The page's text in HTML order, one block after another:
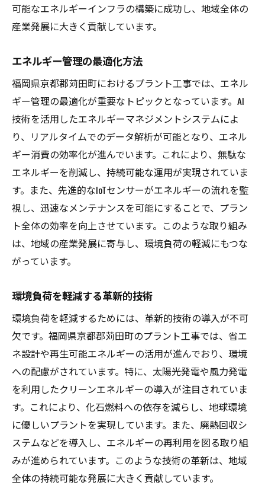
可能なエネルギーインフラの構築に成功し、地域全体の
産業発展に大きく貢献しています。
エネルギー管理の最適化方法
福岡県京都郡苅田町におけるプラント工事では、エネル
ギー管理の最適化が重要なトピックとなっています。AI
技術を活用したエネルギーマネジメントシステムによ
り、リアルタイムでのデータ解析が可能となり、エネル
ギー消費の効率化が進んでいます。これにより、無駄な
エネルギーを削減し、持続可能な運用が実現されていま
す。また、先進的なIoTセンサーがエネルギーの流れを監
視し、迅速なメンテナンスを可能にすることで、プラン
ト全体の効率を向上させています。このような取り組み
は、地域の産業発展に寄与し、環境負荷の軽減にもつな
がっています。
環境負荷を軽減する革新的技術
環境負荷を軽減するためには、革新的技術の導入が不可
欠です。福岡県京都郡苅田町のプラント工事では、省エ
ネ設計や再生可能エネルギーの活用が進んでおり、環境
への配慮がされています。特に、太陽光発電や風力発電
を利用したクリーンエネルギーの導入が注目されていま
す。これにより、化石燃料への依存を減らし、地球環境
に優しいプラントを実現しています。また、廃熱回収シ
ステムなどを導入し、エネルギーの再利用を図る取り組
みが進められています。このような技術の革新は、地域
全体の持続可能な発展に大きく貢献しています。